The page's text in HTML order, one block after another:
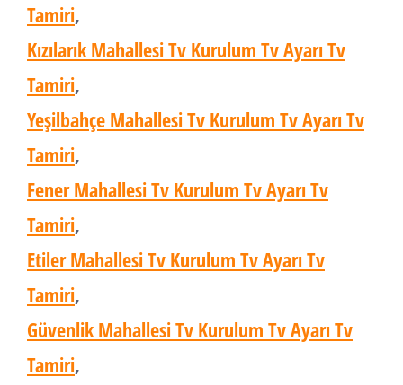
Tamiri,
Kızılarık Mahallesi Tv Kurulum Tv Ayarı Tv
Tamiri,
Yeşilbahçe Mahallesi Tv Kurulum Tv Ayarı Tv
Tamiri,
Fener Mahallesi Tv Kurulum Tv Ayarı Tv
Tamiri,
Etiler Mahallesi Tv Kurulum Tv Ayarı Tv
Tamiri,
Güvenlik Mahallesi Tv Kurulum Tv Ayarı Tv
Tamiri,